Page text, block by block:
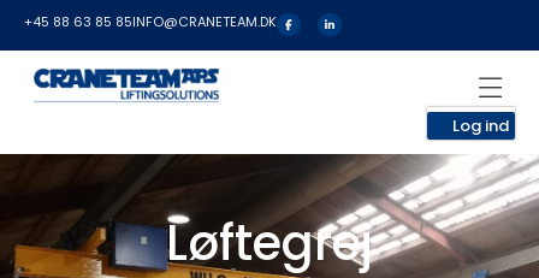
+45 88 63 85 85INFO@CRANETEAM.DK
Log ind
Løftegrej